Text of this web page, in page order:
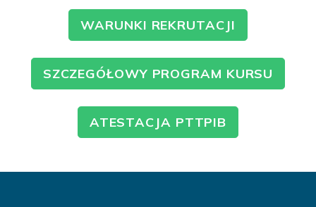
WARUNKI REKRUTACJI
SZCZEGÓŁOWY PROGRAM KURSU
ATESTACJA PTTPIB